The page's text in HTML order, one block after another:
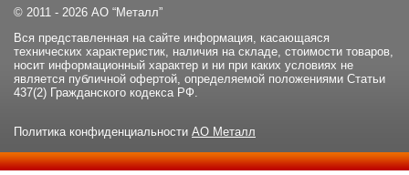
© 2011 - 2026 АО “Металл”
Вся представленная на сайте информация, касающаяся
технических характеристик, наличия на складе, стоимости товаров,
носит информационный характер и ни при каких условиях не
является публичной офертой, определяемой положениями Статьи
437(2) Гражданского кодекса РФ.
Политика конфиденциальности АО Металл